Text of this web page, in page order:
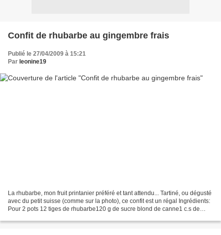
Confit de rhubarbe au gingembre frais
Publié le 27/04/2009 à 15:21
Par leonine19
La rhubarbe, mon fruit printanier préféré et tant attendu... Tartiné, ou dégusté
avec du petit suisse (comme sur la photo), ce confit est un régal Ingrédients:
Pour 2 pots 12 tiges de rhubarbe120 g de sucre blond de canne1 c.s de